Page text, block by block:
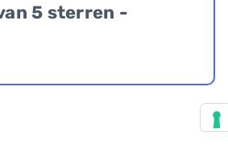
5 sterren -